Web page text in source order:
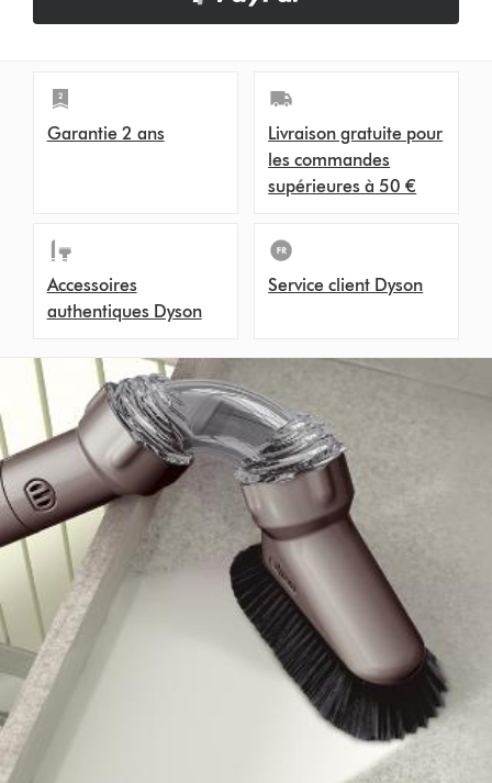
Garantie 2 ans
Livraison gratuite pour
les commandes
supérieures à 50 €
Accessoires
authentiques Dyson
Service client Dyson